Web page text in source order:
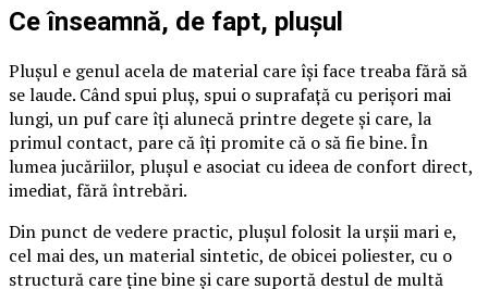
Ce înseamnă, de fapt, plușul
Plușul e genul acela de material care își face treaba fără să
se laude. Când spui pluș, spui o suprafață cu perișori mai
lungi, un puf care îți alunecă printre degete și care, la
primul contact, pare că îți promite că o să fie bine. În
lumea jucăriilor, plușul e asociat cu ideea de confort direct,
imediat, fără întrebări.
Din punct de vedere practic, plușul folosit la urșii mari e,
cel mai des, un material sintetic, de obicei poliester, cu o
structură care ține bine și care suportă destul de multă